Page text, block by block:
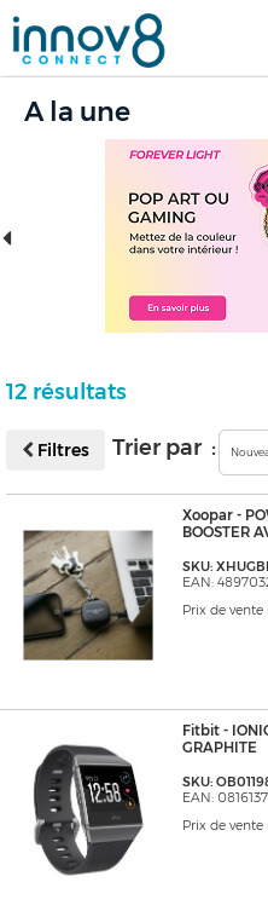
A la une
12 résultats
Filtres Trier par :
Xoopar -
BOOSTER
SKU:
EAN:
Prix de
Fitbit -
GRAPHITE
SKU:
EAN:
Prix de